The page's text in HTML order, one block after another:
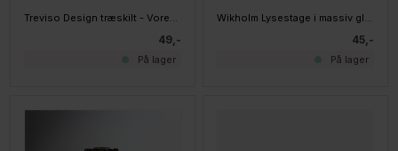
Treviso Design træskilt - Vores kærlighed
49,-
På lager
Wikholm Lysestage i massiv glas - Candice - Klar
45,-
På lager